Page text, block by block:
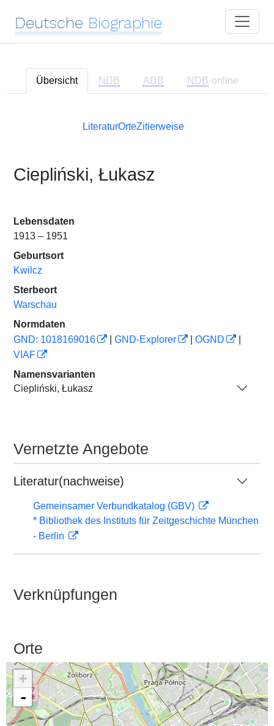
Deutsche Biographie
Übersicht NDB ADB NDB-online
LiteraturOrteZitierweise
Ciepliński, Łukasz
Lebensdaten
1913 – 1951
Geburtsort
Kwilcz
Sterbeort
Warschau
Normdaten
GND: 1018169016
GND-Explorer OGND
VIAF
Namensvarianten
Ciepliński, Łukasz
Vernetzte Angebote
Literatur(nachweise)
Gemeinsamer Verbundkatalog (GBV)
* Bibliothek des Instituts für Zeitgeschichte München
- Berlin
Verknüpfungen
Orte
+
-